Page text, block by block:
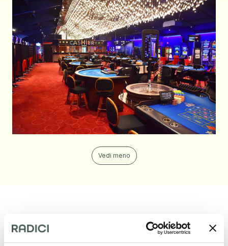
Vedi meno